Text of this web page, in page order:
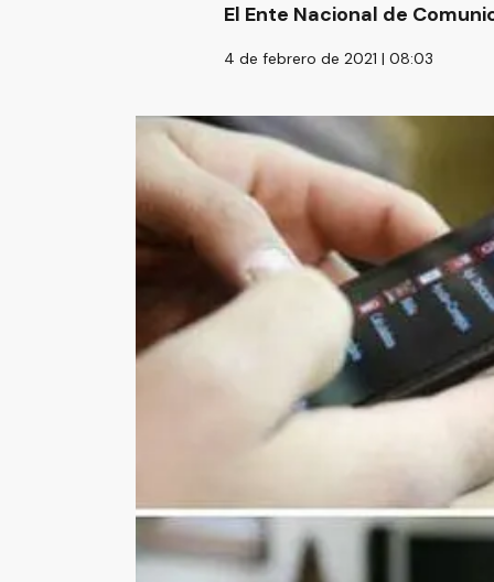
El Ente Nacional de
4 de febrero de 2021 | 08:03